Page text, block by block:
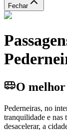
Fechar
O
Pederneiras, no
tranquilidade e nas
desacelerar, a